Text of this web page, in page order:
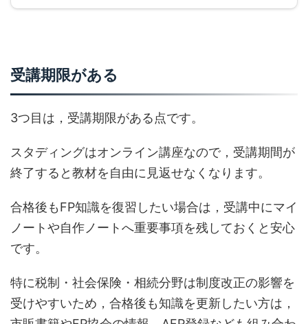
受講期限がある
3つ目は，受講期限がある点です。
スタディングはオンライン講座なので，受講期間が
終了すると教材を自由に見返せなくなります。
合格後もFP知識を復習したい場合は，受講中にマイ
ノートや自作ノートへ重要事項を残しておくと安心
です。
特に税制・社会保険・相続分野は制度改正の影響を
受けやすいため，合格後も知識を更新したい方は，